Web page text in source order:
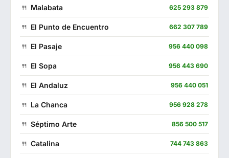
Malabata 625 293 879
El Punto de Encuentro 662 307 789
El Pasaje 956 440 098
El Sopa 956 443 690
El Andaluz 956 440 051
La Chanca 956 928 278
Séptimo Arte 856 500 517
Catalina 744 743 863